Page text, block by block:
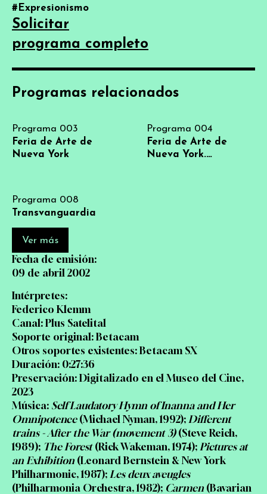
Fecha de emisión:
09 de abril 2002
Intérpretes:
Federico Klemm
Canal: Plus Satelital
Soporte original: Betacam
Otros soportes existentes: Betacam SX
Duración: 0:27:36
Preservación: Digitalizado en el Museo del Cine,
2023
Música: Self Laudatory Hymn of Inanna and Her
Omnipotence(Michael Nyman, 1992); Different
trains - After the War (movement 3)(Steve Reich,
1989); The Forest(Rick Wakeman, 1974); Pictures at
an Exhibition (Leonard Bernstein & New York
Philharmonic, 1987); Les deux aveugles
(Philharmonia Orchestra, 1982); Carmen (Bavarian
#Expresionismo
Solicitar
programa completo
Programas relacionados
Programa 003
Feria de Arte de
Nueva York
Programa 004
Feria de Arte de
Nueva York.
Programa 008
Transvanguardia
Ver más